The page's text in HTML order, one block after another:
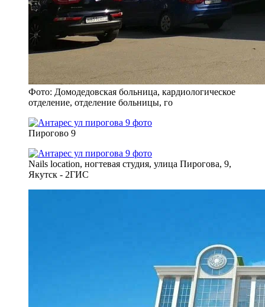
Фото: Домодедовская больница, кардиологическое
отделение, отделение больницы, го
Пирогово 9
Nails location, ногтевая студия, улица Пирогова, 9,
Якутск - 2ГИС